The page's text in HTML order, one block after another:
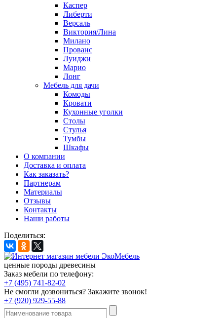
Каспер
Либерти
Версаль
Виктория/Лина
Милано
Прованс
Луиджи
Марио
Лонг
Мебель для дачи
Комоды
Кровати
Кухонные уголки
Столы
Стулья
Тумбы
Шкафы
О компании
Доставка и оплата
Как заказать?
Партнерам
Материалы
Отзывы
Контакты
Наши работы
Поделиться:
ценные породы древесины
Заказ мебели по телефону:
+7 (495) 741-82-02
Не смогли дозвониться? Закажите звонок!
+7 (920) 929-55-88